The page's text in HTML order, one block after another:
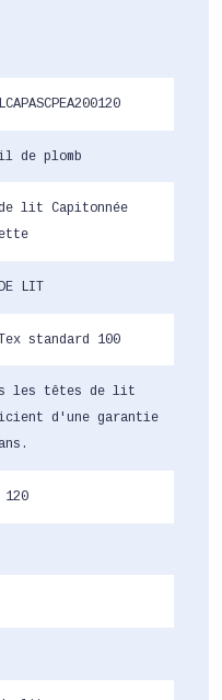
de plomb
lit Capitonnée
LIT
standard 100
les têtes de lit
d'une garantie